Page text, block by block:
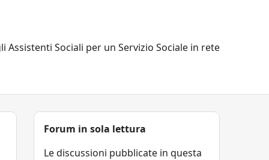
Assistenti Sociali per un Servizio Sociale in rete
Forum in sola lettura
Le discussioni pubblicate in questa